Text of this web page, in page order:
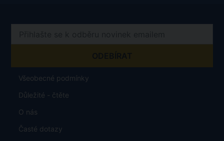
Všeobecné podmínky
Důležité - čtěte
O nás
Časté dotazy